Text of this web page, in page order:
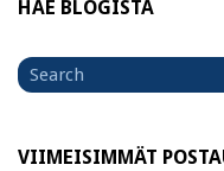
HAE BLOGISTA
for
VIIMEISIMMÄT